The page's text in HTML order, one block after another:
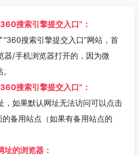
搜索引擎提交入口”：
搜索引擎提交入口”网站，首
器/手机浏览器打开的，因为微
搜索引擎提交入口”：
，如果默认网址无法访问可以点击
的备用站点（如果有备用站点的
址的浏览器：